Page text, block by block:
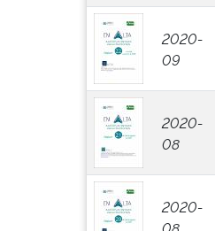
2020-
09
2020-
08
2020-